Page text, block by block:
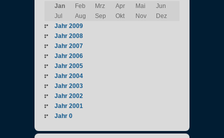
Jan
Feb Mrz Apr Mai
Jun
Jul
Aug Sep Okt Nov
Dez
Jahr 2009
Jahr 2008
Jahr 2007
Jahr 2006
Jahr 2005
Jahr 2004
Jahr 2003
Jahr 2002
Jahr 2001
Jahr 0